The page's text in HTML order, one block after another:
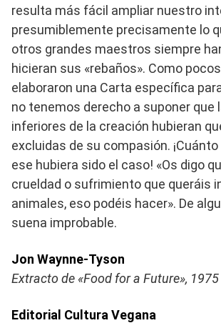
resulta más fácil ampliar nuestro
presumiblemente precisamente lo
otros grandes maestros siempre
hicieran sus «rebaños». Como
elaboraron una Carta específica
no tenemos derecho a suponer que
inferiores de la creación hubieran
excluidas de su compasión.
ese hubiera sido el caso! «Os digo
crueldad o sufrimiento que queráis
animales, eso podéis hacer». De
suena improbable.
Jon Waynne-Tyson
Extracto de «Food for a Future», 1975
Editorial Cultura Vegana